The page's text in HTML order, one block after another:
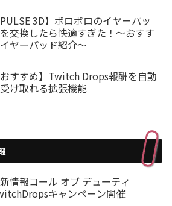
PULSE 3D】ボロボロのイヤーパッ
交換したら快適すぎた！～おすす
ヤーパッド紹介～
おすすめ】Twitch Drops報酬を自動
け取れる拡張機能
情報コール オブ デューティ
キャンペーン開催